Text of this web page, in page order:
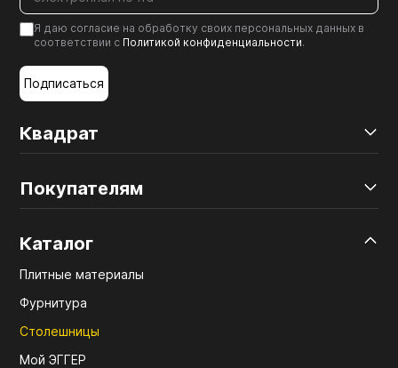
Квадрат
Покупателям
Каталог
Плитные материалы
Фурнитура
Столешницы
Мой ЭГГЕР
Я даю согласие на обработку своих персональных данных в
соответствии с Политикой конфиденциальности.
Подписаться